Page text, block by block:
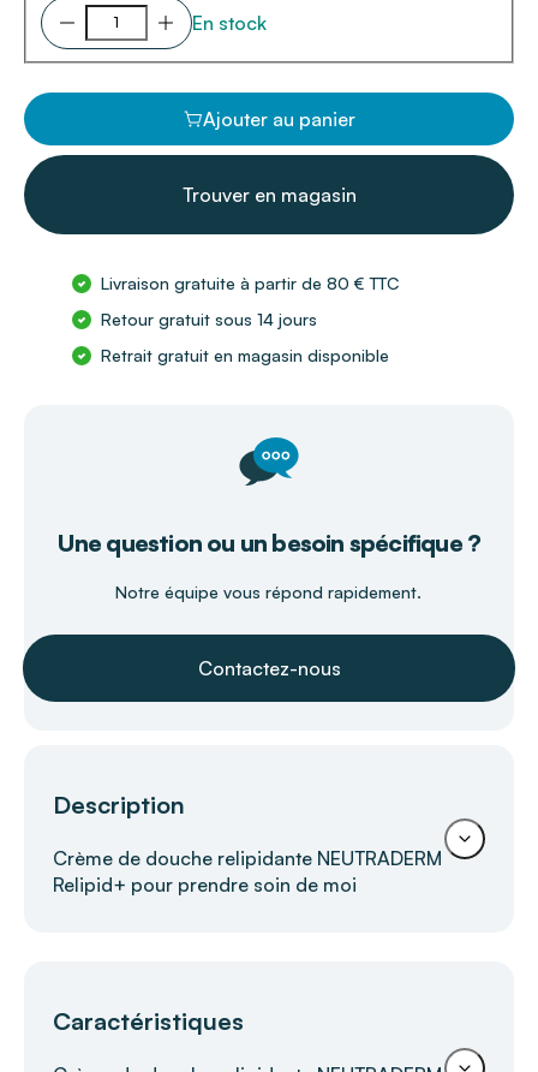
En stock
Ajouter au panier
Trouver en magasin
Livraison gratuite à partir de 80 € TTC
Retour gratuit sous 14 jours
Retrait gratuit en magasin disponible
Une question ou un besoin spécifique ?
Notre équipe vous répond rapidement.
Contactez-nous
Description
Crème de douche relipidante NEUTRADERM
Relipid+ pour prendre soin de moi
pour simplifier la toilette des personnes âgées
Caractéristiques